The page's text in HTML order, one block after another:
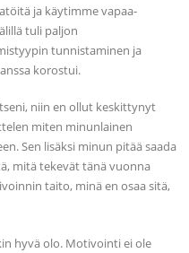
ja käytimme vapaa-
tuli paljon
tunnistaminen ja
korostui.
niin en ollut keskittynyt
miten minunlainen
Sen lisäksi minun pitää saada
mitä tekevät tänä vuonna
taito, minä en osaa sitä,
hyvä olo. Motivointi ei ole